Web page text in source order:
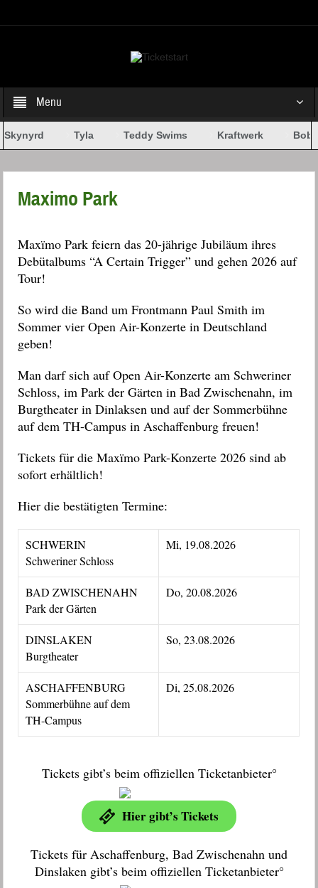
Menu
Tyla Teddy Swims Kraftwerk Bob
Maximo Park
Maxïmo Park feiern das 20-jährige Jubiläum ihres
Debütalbums “A Certain Trigger” und gehen 2026 auf
Tour!
So wird die Band um Frontmann Paul Smith im
Sommer vier Open Air-Konzerte in Deutschland
geben!
Man darf sich auf Open Air-Konzerte am Schweriner
Schloss, im Park der Gärten in Bad Zwischenahn, im
Burgtheater in Dinlaksen und auf der Sommerbühne
auf dem TH-Campus in Aschaffenburg freuen!
Tickets für die Maxïmo Park-Konzerte 2026 sind ab
sofort erhältlich!
Hier die bestätigten Termine:
SCHWERIN
Schweriner Schloss
Mi, 19.08.2026
BAD ZWISCHENAHN
Park der Gärten
Do, 20.08.2026
DINSLAKEN
Burgtheater
So, 23.08.2026
ASCHAFFENBURG
Sommerbühne auf dem
TH-Campus
Di, 25.08.2026
Tickets gibt’s beim offiziellen Ticketanbieter°
Hier gibt’s Tickets
Tickets für Aschaffenburg, Bad Zwischenahn und
Dinslaken gibt’s beim offiziellen Ticketanbieter°